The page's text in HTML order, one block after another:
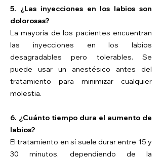
5. ¿Las inyecciones en los labios son
dolorosas?
La mayoría de los pacientes encuentran
las inyecciones en los labios
desagradables pero tolerables. Se
puede usar un anestésico antes del
tratamiento para minimizar cualquier
molestia.
6. ¿Cuánto tiempo dura el aumento de
labios?
El tratamiento en sí suele durar entre 15 y
30 minutos, dependiendo de la